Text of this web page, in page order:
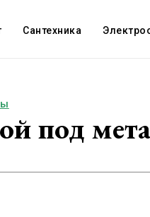
Сантехника
под